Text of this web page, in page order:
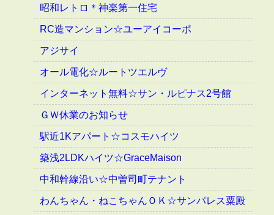
昭和レトロ＊神楽第一住宅
RC造マンション☆ユーアイコーポ
アジサイ
オール電化☆ルートツエルヴ
インターネット無料☆サン・ルピナス2号館
ＧＷ休業のお知らせ
駅近1Kアパート☆コスモハイツ
築浅2LDKハイツ☆GraceMaison
中和幹線沿い☆中曽司町テナント
わんちゃん・ねこちゃんＯＫ☆サンパレス粟殿